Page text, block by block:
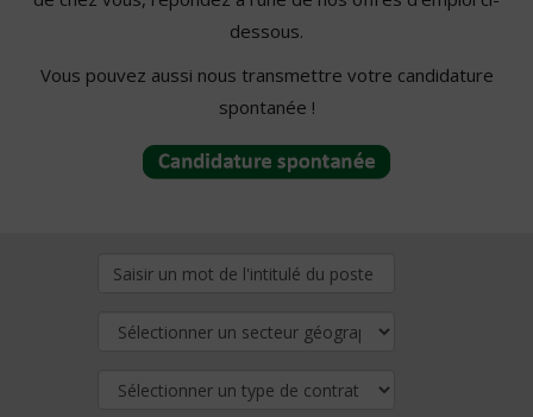
dessous.
Vous pouvez aussi nous transmettre votre candidature
spontanée !